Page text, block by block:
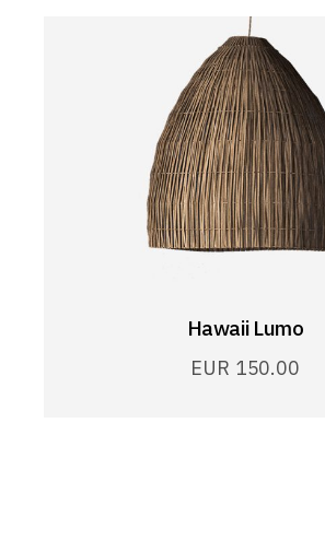
Hawaii Lumo
EUR 150.00